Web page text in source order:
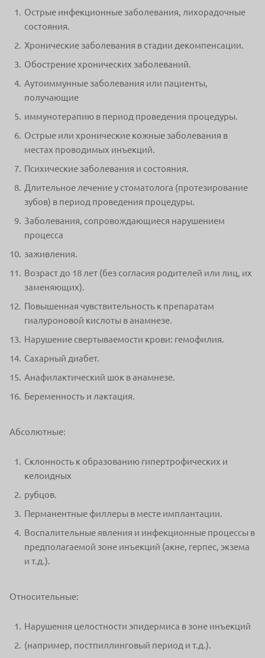
Острые инфекционные заболевания, лихорадочные
состояния.
Хронические заболевания в стадии декомпенсации.
Обострение хронических заболеваний.
Аутоиммунные заболевания или пациенты,
получающие
иммунотерапию в период проведения процедуры.
Острые или хронические кожные заболевания в
местах проводимых инъекций.
Психические заболевания и состояния.
Длительное лечение у стоматолога (протезирование
зубов) в период проведения процедуры.
Заболевания, сопровождающиеся нарушением
процесса
заживления.
Возраст до 18 лет (без согласия родителей или лиц, их
заменяющих).
Повышенная чувствительность к препаратам
гиалуроновой кислоты в анамнезе.
Нарушение свертываемости крови: гемофилия.
Сахарный диабет.
Анафилактический шок в анамнезе.
Беременность и лактация.
Абсолютные:
Склонность к образованию гипертрофических и
келоидных
рубцов.
Перманентные филлеры в месте имплантации.
Воспалительные явления и инфекционные процессы в
предполагаемой зоне инъекций (акне, герпес, экзема
и т.д.).
Относительные:
Нарушения целостности эпидермиса в зоне инъекций
(например, постпиллинговый период и т.д.).